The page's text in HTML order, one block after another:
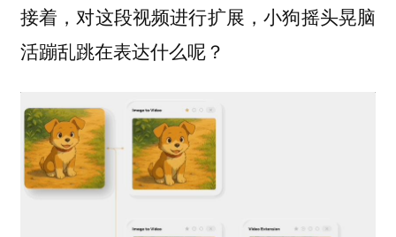
接着，对这段视频进行扩展，小狗摇头晃脑
活蹦乱跳在表达什么呢？